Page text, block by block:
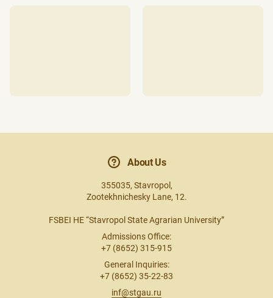
About Us
355035, Stavropol,
Zootekhnichesky Lane, 12.
FSBEI HE “Stavropol State Agrarian University”
Admissions Office:
+7 (8652) 315-915
General Inquiries:
+7 (8652) 35-22-83
inf@stgau.ru